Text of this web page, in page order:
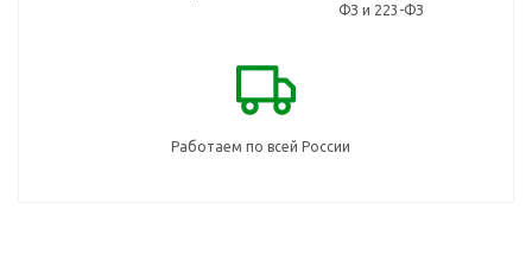
ФЗ и 223-ФЗ
Работаем по всей России